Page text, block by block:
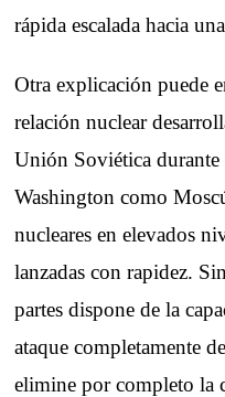
rápida escalada hacia
Otra explicación puede
relación nuclear
Unión Soviética
Washington como
nucleares en elevados
lanzadas con rapidez.
partes dispone de la
ataque completamente
elimine por completo la